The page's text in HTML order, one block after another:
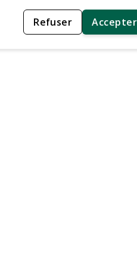
Refuser Accepter